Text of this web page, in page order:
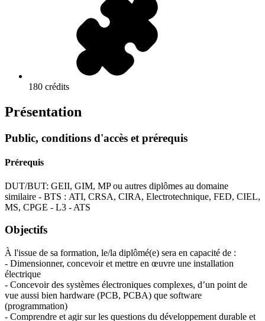
180 crédits
Présentation
Public, conditions d'accès et prérequis
Prérequis
DUT/BUT: GEII, GIM, MP ou autres diplômes au domaine
similaire - BTS : ATI, CRSA, CIRA, Electrotechnique, FED, CIEL,
MS, CPGE - L3 - ATS
Objectifs
À l'issue de sa formation, le/la diplômé(e) sera en capacité de :
- Dimensionner, concevoir et mettre en œuvre une installation
électrique
- Concevoir des systèmes électroniques complexes, d’un point de
vue aussi bien hardware (PCB, PCBA) que software
(programmation)
- Comprendre et agir sur les questions du développement durable et